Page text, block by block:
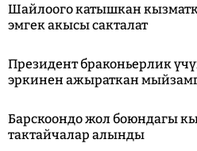
Шайлоого катышкан
эмгек акысы сакталат
Президент браконьерлик
эркинен ажыраткан
Барскоондо жол боюндагы
тактайчалар алынды